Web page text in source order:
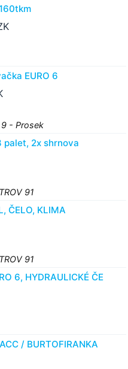
EURO 6
9 - Prosek
palet, 2x shrnova
91
ČELO, KLIMA
91
6, HYDRAULICKÉ ČE
/ BURTOFIRANKA